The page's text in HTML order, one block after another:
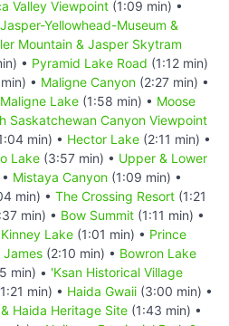
Valley Viewpoint (1:09 min) •
Jasper-Yellowhead-Museum &
Mountain & Jasper Skytram
• Pyramid Lake Road (1:12 min)
• Maligne Canyon (2:27 min) •
Maligne Lake (1:58 min) • Moose
Saskatchewan Canyon Viewpoint
min) • Hector Lake (2:11 min) •
Lake (3:57 min) • Upper & Lower
Mistaya Canyon (1:09 min) •
min) • The Crossing Resort (1:21
min) • Bow Summit (1:11 min) •
Kinney Lake (1:01 min) • Prince
James (2:10 min) • Bowron Lake
min) • 'Ksan Historical Village
min) • Haida Gwaii (3:00 min) •
Haida Heritage Site (1:43 min) •